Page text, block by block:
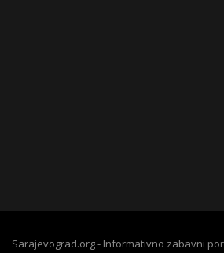
Sarajevograd.org - Informativno zabavni